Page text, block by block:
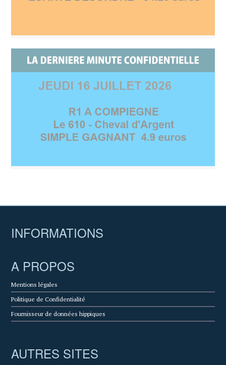
INFORMATIONS
A PROPOS
Mentions légales
Politique de Confidentialité
Fournisseur de données hippiques
AUTRES SITES